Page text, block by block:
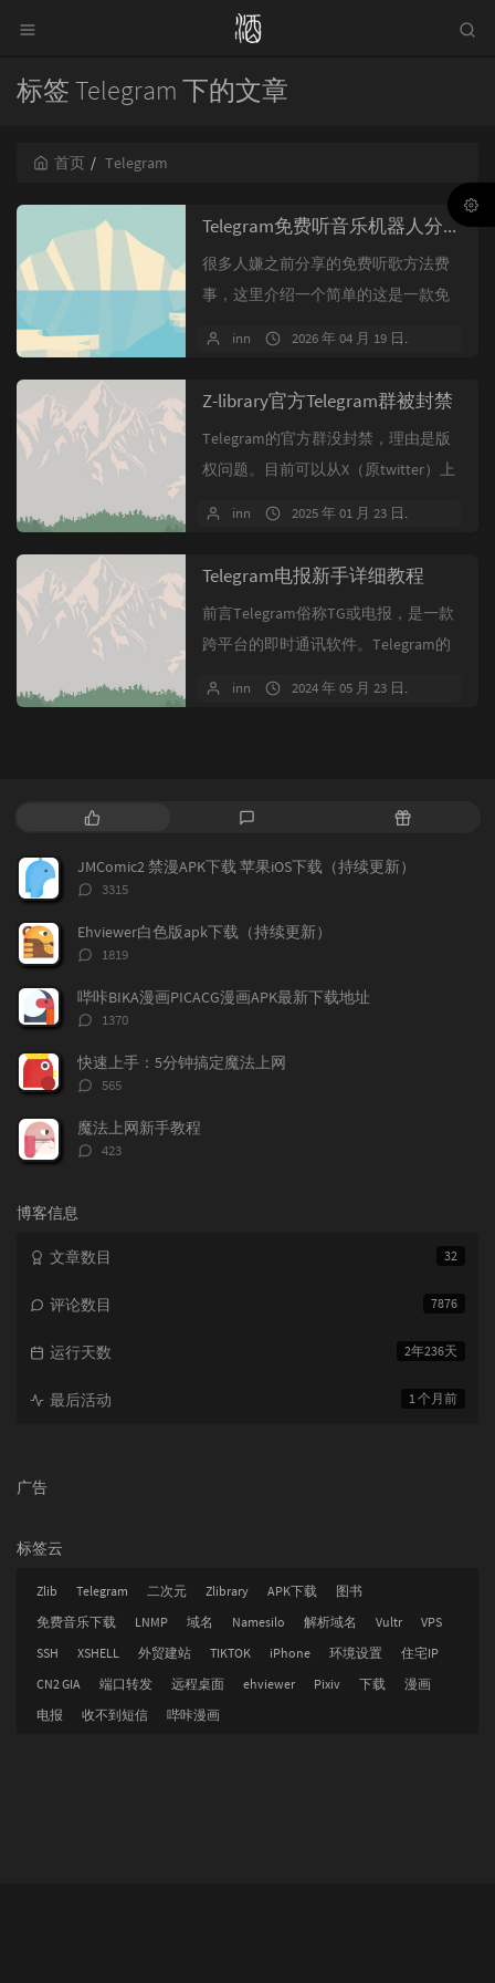
标签 Telegram 下的文章
首页 Telegram
Telegram免费听音乐机器人分享
很多人嫌之前分享的免费听歌方法费
事，这里介绍一个简单的这是一款免
inn 2026 年 04 月 19 日
Z-library官方Telegram群被封禁
Telegram的官方群没封禁，理由是版
权问题。目前可以从X（原twitter）上
inn 2025 年 01 月 23 日
Telegram电报新手详细教程
前言Telegram俗称TG或电报，是一款
跨平台的即时通讯软件。Telegram的
inn 2024 年 05 月 23 日
热
文
章
评
论
随
JMComic2 禁漫APK下载 苹果iOS下载（持续更新）
评
数：
3315
Ehviewer白色版apk下载（持续更新）
评
数：
1819
哔咔BIKA漫画PICACG漫画APK最新下载地址
评
数：
1370
快速上手：5分钟搞定魔法上网
评
数：
565
魔法上网新手教程
评
423
博客信息
32
文章数目
7876
评论数目
2年236天
运行天数
1 个月前
最后活动
广告
标签云
Zlib Telegram 二次元 Zlibrary APK下载
图书
免费音乐下载
LNMP 域名 Namesilo 解析域名 Vultr
VPS
SSH
XSHELL 外贸建站 TIKTOK iPhone 环境设置
住宅IP
CN2 GIA
端口转发 远程桌面 ehviewer Pixiv 下载
漫画
电报
收不到短信 哔咔漫画